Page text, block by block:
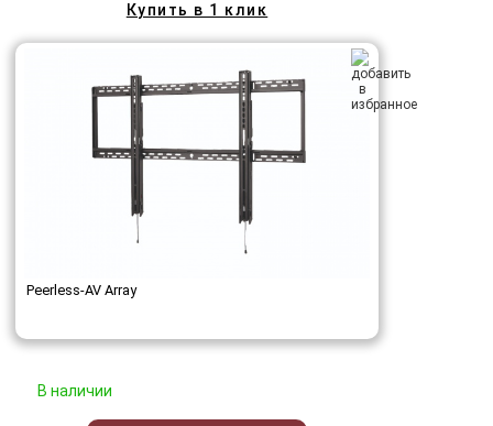
Купить в 1 клик
Peerless-AV Array
В наличии